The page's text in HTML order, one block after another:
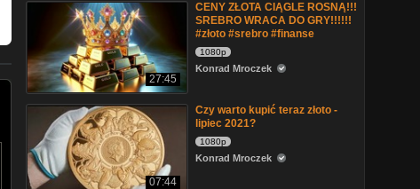
27:45
CENY ZŁOTA CIĄGLE ROSNĄ!!!
SREBRO WRACA DO GRY!!!!!!
#złoto #srebro #finanse
1080p
Konrad Mroczek
07:44
Czy warto kupić teraz złoto -
lipiec 2021?
1080p
Konrad Mroczek